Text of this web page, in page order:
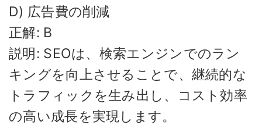
D) 広告費の削減
正解: B
説明: SEOは、検索エンジンでのラン
キングを向上させることで、継続的な
トラフィックを生み出し、コスト効率
の高い成長を実現します。